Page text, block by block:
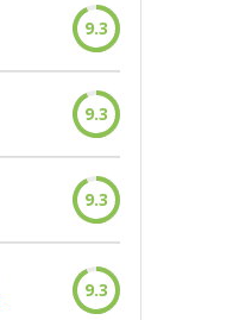
9.3
9.3
9.3
9.3